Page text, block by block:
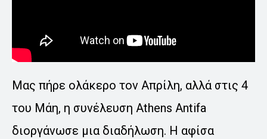
Μας πήρε ολάκερο τον Απρίλη, αλλά στις 4
του Μάη, η συνέλευση Athens Antifa
διοργάνωσε μια διαδήλωση. Η αφίσα